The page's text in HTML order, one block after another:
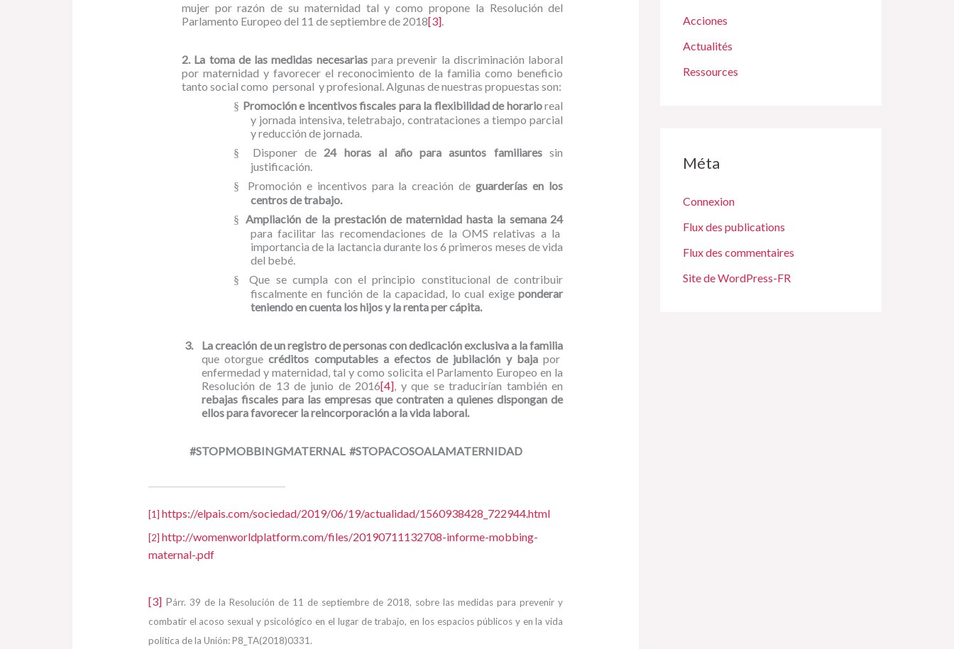
mujer por razón de su maternidad tal y como propone la Resolución del
Parlamento Europeo del 11 de septiembre de 2018[3].
2. La toma de las medidas necesariaspara prevenir la discriminación laboral
por maternidad y favorecer el reconocimiento de la familia como beneficio
tanto social como personal y profesional. Algunas de nuestras propuestas son:
§ Promoción e incentivos fiscales para la flexibilidad de horarioreal
y jornada intensiva, teletrabajo, contrataciones a tiempo parcial
y reducción de jornada.
§ Disponer de 24 horas al año para asuntos familiaressin
justificación.
§ Promoción e incentivos para la creación deguarderías en los
centros de trabajo.
§
Ampliación de la prestación de maternidad hasta la semana 24
para facilitar las recomendaciones de la OMS relativas a la
importancia de la lactancia durante los 6 primeros meses de vida
del bebé.
§
Que se cumpla con el principio constitucional de contribuir
fiscalmente en función de la capacidad, lo cual exigeponderar
teniendo en cuenta los hijos y la renta per cápita.
3.
La creación de un registro de personas con dedicación exclusiva a la familia
que otorguecréditos computables a efectos de jubilación y bajapor
enfermedad y maternidad, tal y como solicita el Parlamento Europeo en la
Resolución de 13 de junio de 2016[4], y que se traducirían también en
rebajas fiscales para las empresas que contraten a quienes dispongan de
ellos para favorecer la reincorporación a la vida laboral.
#STOPMOBBINGMATERNAL #STOPACOSOALAMATERNIDAD
[1] https://elpais.com/sociedad/2019/06/19/actualidad/1560938428_722944.html
[2] http://womenworldplatform.com/files/20190711132708-informe-mobbing-
maternal-.pdf
[3]Párr. 39 de la Resolución de 11 de septiembre de 2018, sobre las medidas para prevenir y
combatir el acoso sexual y psicológico en el lugar de trabajo, en los espacios públicos y en la vida
política de la Unión: P8_TA(2018)0331.
Acciones
Actualités
Ressources
Méta
Connexion
Flux des publications
Flux des commentaires
Site de WordPress-FR